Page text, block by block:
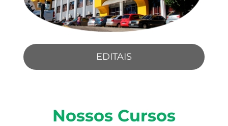
EDITAIS
Nossos Cursos